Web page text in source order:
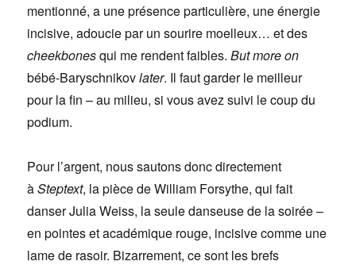
mentionné, a une présence particulière, une énergie
incisive, adoucie par un sourire moelleux… et des
cheekbonesqui me rendent faibles.But more on
bébé-Baryschnikovlater. Il faut garder le meilleur
pour la fin – au milieu, si vous avez suivi le coup du
podium.
Pour l’argent, nous sautons donc directement
àSteptext, la pièce de William Forsythe, qui fait
danser Julia Weiss, la seule danseuse de la soirée –
en pointes et académique rouge, incisive comme une
lame de rasoir. Bizarrement, ce sont les brefs